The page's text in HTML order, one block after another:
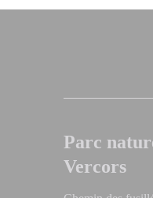
Parc
Vercors